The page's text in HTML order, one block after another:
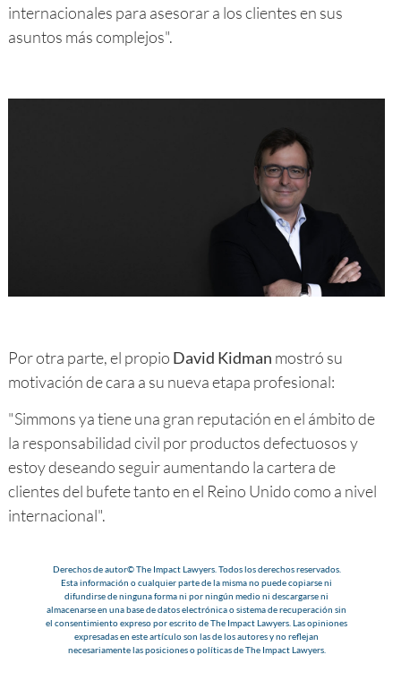
internacionales para asesorar a los clientes en sus
asuntos más complejos".
Por otra parte, el propio David Kidman mostró su
motivación de cara a su nueva etapa profesional:
"Simmons ya tiene una gran reputación en el ámbito de
la responsabilidad civil por productos defectuosos y
estoy deseando seguir aumentando la cartera de
clientes del bufete tanto en el Reino Unido como a nivel
internacional".
Derechos de autor© The Impact Lawyers. Todos los derechos reservados.
Esta información o cualquier parte de la misma no puede copiarse ni
difundirse de ninguna forma ni por ningún medio ni descargarse ni
almacenarse en una base de datos electrónica o sistema de recuperación sin
el consentimiento expreso por escrito de The Impact Lawyers. Las opiniones
expresadas en este artículo son las de los autores y no reflejan
necesariamente las posiciones o políticas de The Impact Lawyers.